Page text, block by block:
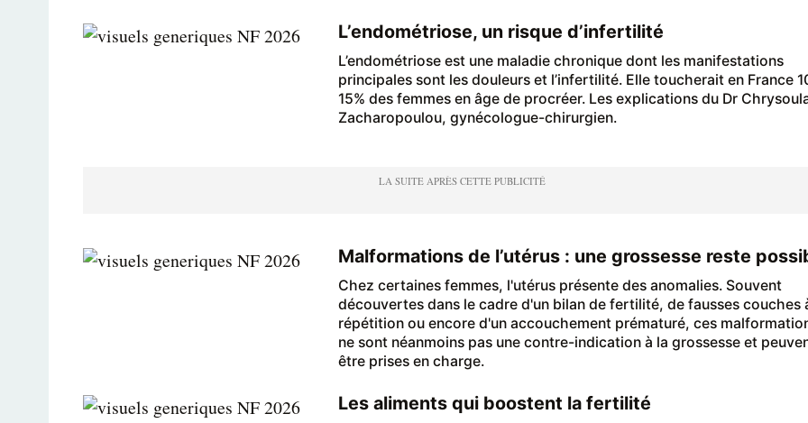
L’endométriose, un risque d’infertilité
L’endométriose est une maladie chronique dont les manifestations
principales sont les douleurs et l’infertilité. Elle toucherait en France
15% des femmes en âge de procréer. Les explications du Dr
Zacharopoulou, gynécologue-chirurgien.
Malformations de l’utérus : une grossesse reste
Chez certaines femmes, l'utérus présente des anomalies. Souvent
découvertes dans le cadre d'un bilan de fertilité, de fausses couches
répétition ou encore d'un accouchement prématuré, ces
ne sont néanmoins pas une contre-indication à la grossesse et
être prises en charge.
Les aliments qui boostent la fertilité